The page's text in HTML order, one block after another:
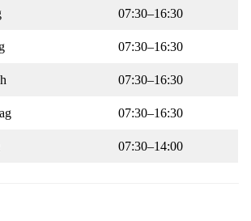
07:30–16:30
07:30–16:30
07:30–16:30
07:30–16:30
07:30–14:00